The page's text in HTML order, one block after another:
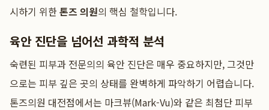
시하기 위한톤즈 의원의 핵심 철학입니다.
육안 진단을 넘어선 과학적 분석
숙련된 피부과 전문의의 육안 진단은 매우 중요하지만, 그것만
으로는 피부 깊은 곳의 상태를 완벽하게 파악하기 어렵습니다.
톤즈의원 대전점에서는 마크뷰(Mark-Vu)와 같은 최첨단 피부